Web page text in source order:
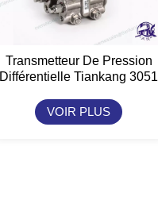
Transmetteur De Pression
Différentielle Tiankang 3051
VOIR PLUS